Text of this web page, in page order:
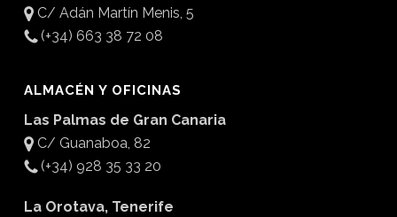
C/ Adán Martín Menis, 5
(+34) 663 38 72 08
ALMACÉN Y OFICINAS
Las Palmas de Gran Canaria
C/ Guanaboa, 82
(+34) 928 35 33 20
La Orotava, Tenerife